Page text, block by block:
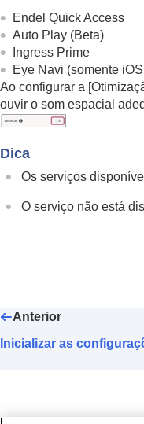
Informações
Solução de problemas
Acessibilidade
Endel Quick Access
Auto Play (Beta)
Ingress Prime
Eye Navi (somente
Ao configurar a [
ouvir o som espacial
Dica
Os serviços
O serviço não está
Anterior
Inicializar as